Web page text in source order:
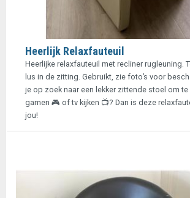
Heerlijk Relaxfauteuil
Heerlijke relaxfauteuil met recliner rugleuning.
lus in de zitting. Gebruikt, zie foto’s voor
je op zoek naar een lekker zittende stoel om te
gamen 🎮 of tv kijken 📺? Dan is deze
jou!